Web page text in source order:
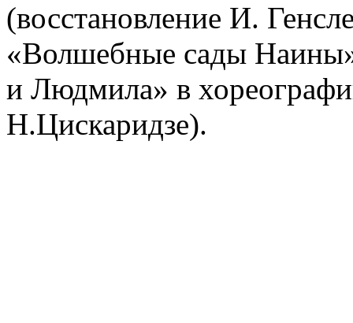
(восстановление И.
«Волшебные сады
и Людмила» в
Н.Цискаридзе).